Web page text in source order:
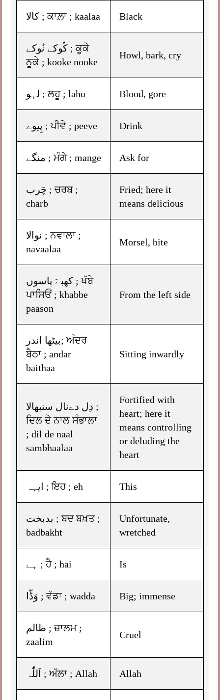
کالا ; ਕਾਲ਼ਾ ; kaalaa Black
کُوکے نُوکے ; ਕੂਕੇ
ਨੂਕੇ ; kooke nooke
Howl, bark, cry
لہو ; ਲਹੂ ; lahu Blood, gore
پِیوے ; ਪੀਵੇ ; peeve Drink
منگے ; ਮੰਗੇ ; mange Ask for
چَرب ; ਚਰਬ ;
charb
Fried; here it
means delicious
نوالا ; ਨਵਾਲਾ ;
navaalaa
Morsel, bite
کھبےّ پاسوں ; ਖੱਬੇ
ਪਾਸਿਓਂ ; khabbe
paason
From the left side
بیٹھا اندر; ਅੰਦਰ
ਬੈਠਾ ; andar
baithaa
Sitting inwardly
دِل دےنال سنبھالا ;
ਦਿਲ ਦੇ ਨਾਲ ਸੰਭਾਲਾ
; dil de naal
sambhaalaa
Fortified with
heart; here it
means controlling
or deluding the
heart
ایہہ ; ਇਹ ; eh This
بدبخت ; ਬਦ ਬਖ਼ਤ ;
badbakht
Unfortunate,
wretched
ہے ; ਹੈ ; hai Is
وَڈّا ; ਵੱਡਾ ; wadda Big; immense
ظالم ; ਜ਼ਾਲਮ ;
zaalim
Cruel
اَللّٰہ ; ਅੱਲਾ ; Allah Allah